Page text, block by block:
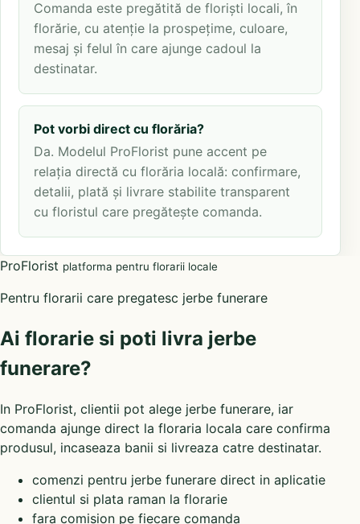
Comanda este pregătită de floriști locali, în
florărie, cu atenție la prospețime, culoare,
mesaj și felul în care ajunge cadoul la
destinatar.
Pot vorbi direct cu florăria?
Da. Modelul ProFlorist pune accent pe
relația directă cu florăria locală: confirmare,
detalii, plată și livrare stabilite transparent
cu floristul care pregătește comanda.
ProFlorist platforma pentru florarii locale
Pentru florarii care pregatesc jerbe funerare
Ai florarie si poti livra jerbe
funerare?
In ProFlorist, clientii pot alege jerbe funerare, iar
comanda ajunge direct la floraria locala care confirma
produsul, incaseaza banii si livreaza catre destinatar.
comenzi pentru jerbe funerare direct in aplicatie
clientul si plata raman la florarie
fara comision pe fiecare comanda